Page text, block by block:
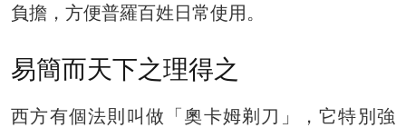
負擔，方便普羅百姓日常使用。
易簡而天下之理得之
西方有個法則叫做「奧卡姆剃刀」，它特別強